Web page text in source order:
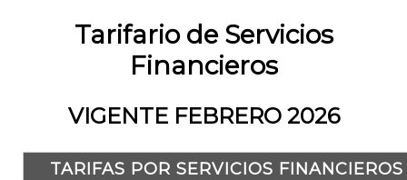
Tarifario de Servicios
Financieros
VIGENTE FEBRERO 2026
TARIFAS POR SERVICIOS FINANCIEROS